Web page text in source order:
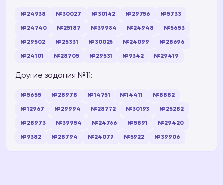
№24938 №30027 №30142 №29756 №5733
№24740 №25187 №39984 №24948 №5653
№29502 №25331 №30025 №24099 №28696
№24101 №28705 №29531 №9342 №29419
Другие задания №11:
№5655 №28978 №14751 №14411 №8882
№12967 №29994 №28772 №30193 №25282
№28973 №39954 №24766 №5891 №29420
№9382 №28794 №24079 №5922 №39906